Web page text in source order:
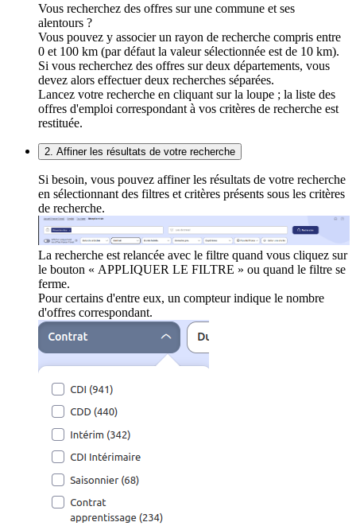
Vous recherchez des offres sur une commune et ses
alentours ?
Vous pouvez y associer un rayon de recherche compris entre
0 et 100 km (par défaut la valeur sélectionnée est de 10 km).
Si vous recherchez des offres sur deux départements, vous
devez alors effectuer deux recherches séparées.
Lancez votre recherche en cliquant sur la loupe ; la liste des
offres d'emploi correspondant à vos critères de recherche est
restituée.
2. Affiner les résultats de votre recherche
Si besoin, vous pouvez affiner les résultats de votre recherche
en sélectionnant des filtres et critères présents sous les critères
de recherche.
La recherche est relancée avec le filtre quand vous cliquez sur
le bouton « APPLIQUER LE FILTRE » ou quand le filtre se
ferme.
Pour certains d'entre eux, un compteur indique le nombre
d'offres correspondant.